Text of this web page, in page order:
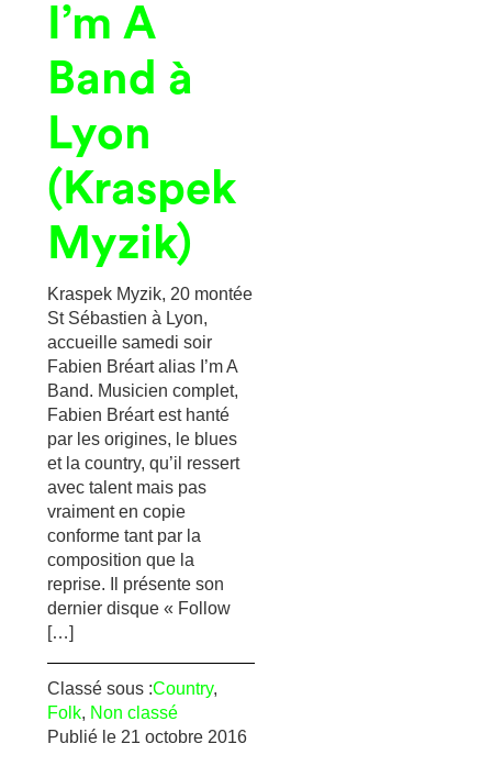
I’m A
Band à
Lyon
(Kraspek
Myzik)
Kraspek Myzik, 20 montée
St Sébastien à Lyon,
accueille samedi soir
Fabien Bréart alias I’m A
Band. Musicien complet,
Fabien Bréart est hanté
par les origines, le blues
et la country, qu’il ressert
avec talent mais pas
vraiment en copie
conforme tant par la
composition que la
reprise. Il présente son
dernier disque « Follow
[…]
Classé sous :Country,
Folk, Non classé
Publié le 21 octobre 2016